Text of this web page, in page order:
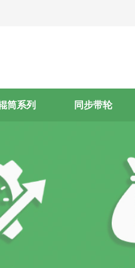
筒系列 同步带轮